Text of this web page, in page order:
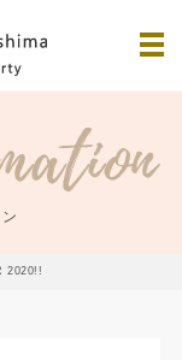
2020!!